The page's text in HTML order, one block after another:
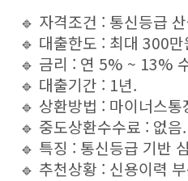
🔹 자격조건 : 통신등급
🔹 대출한도 : 최대 300만
🔹 금리 : 연 5% ~ 13%
🔹 대출기간 : 1년.
🔹 상환방법 : 마이너스통
🔹 중도상환수수료 : 없음.
🔹 특징 : 통신등급 기반
🔹 추천상황 : 신용이력